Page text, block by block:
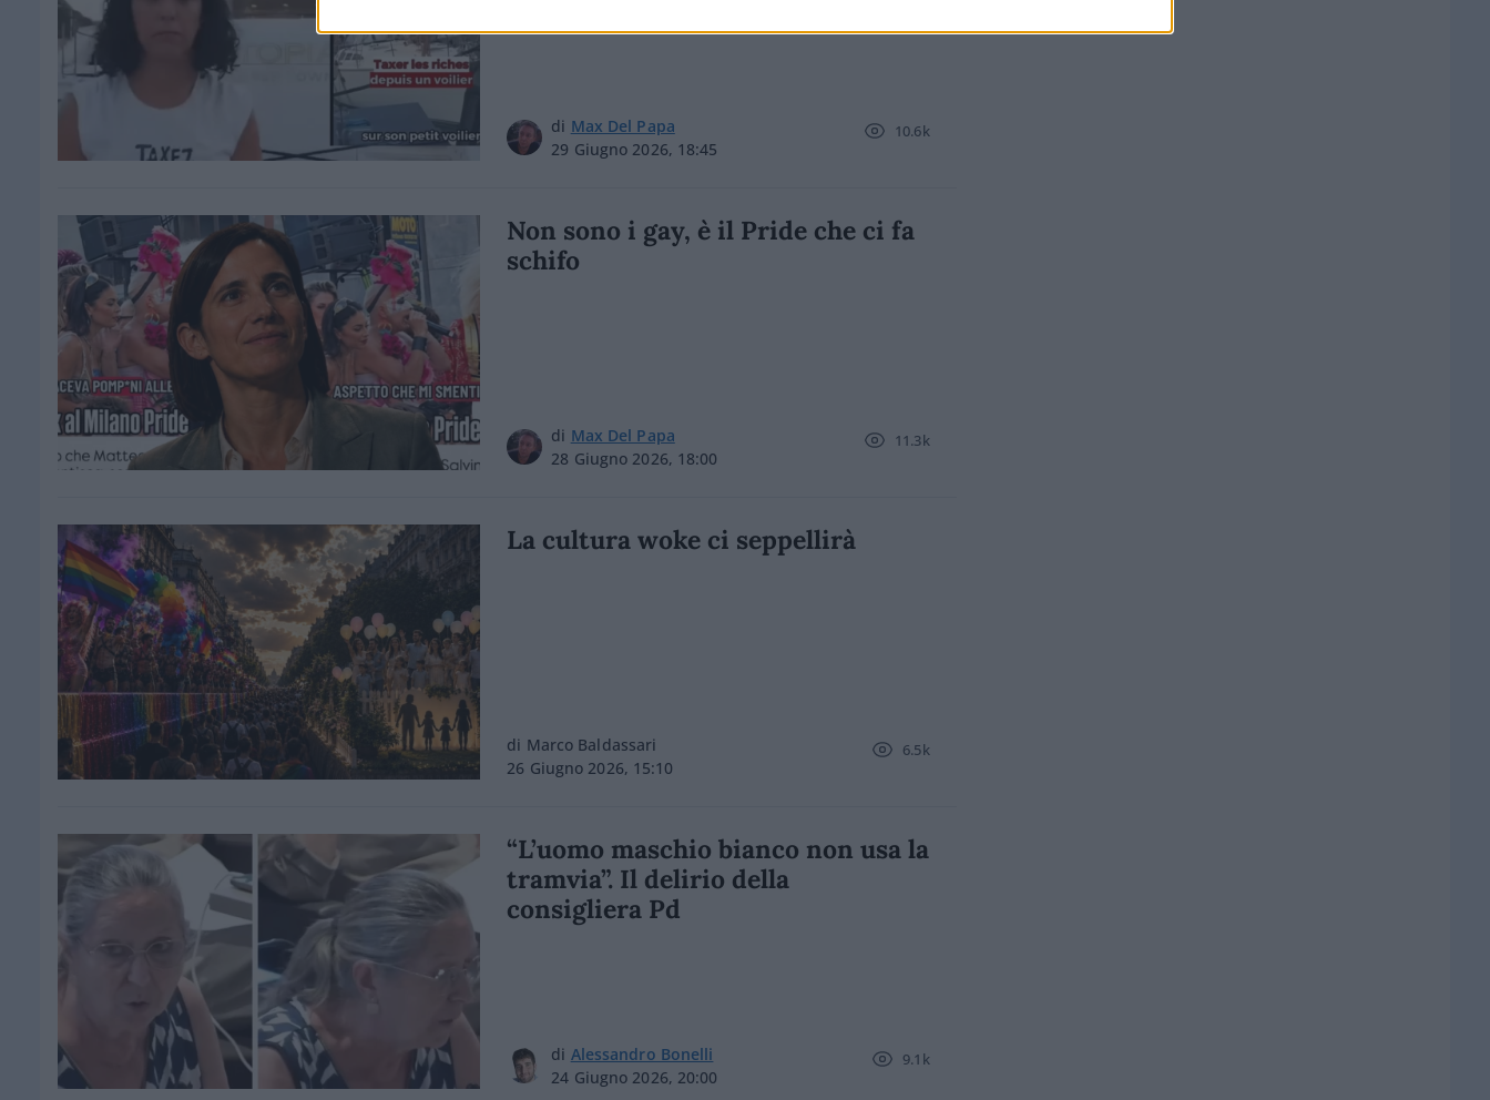
di Max Del Papa
29 Giugno 2026, 18:45
10.6k
Non sono i gay, è il Pride che ci fa
schifo
di Max Del Papa
28 Giugno 2026, 18:00
11.3k
La cultura woke ci seppellirà
di Marco Baldassari
26 Giugno 2026, 15:10
6.5k
“L’uomo maschio bianco non usa la
tramvia”. Il delirio della
consigliera Pd
di Alessandro Bonelli
24 Giugno 2026, 20:00
9.1k